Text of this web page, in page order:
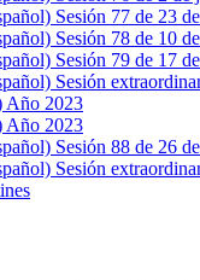
Sesión 77 de 23
Sesión 78 de 10
Sesión 79 de 17
Sesión
Año 2023
Año 2023
Sesión 88 de 26
Sesión